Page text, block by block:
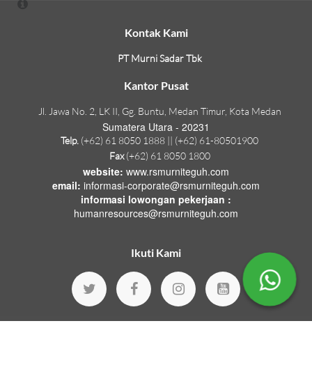
Kontak Kami
PT Murni Sadar Tbk
Kantor Pusat
Jl. Jawa No. 2, LK II, Gg. Buntu, Medan Timur, Kota Medan
Sumatera Utara - 20231
Telp. (+62) 61 8050 1888 || (+62) 61-80501900
Fax(+62) 61 8050 1800
website: www.rsmurniteguh.com
email: informasi-corporate@rsmurniteguh.com
informasi lowongan pekerjaan :
humanresources@rsmurniteguh.com
Ikuti Kami